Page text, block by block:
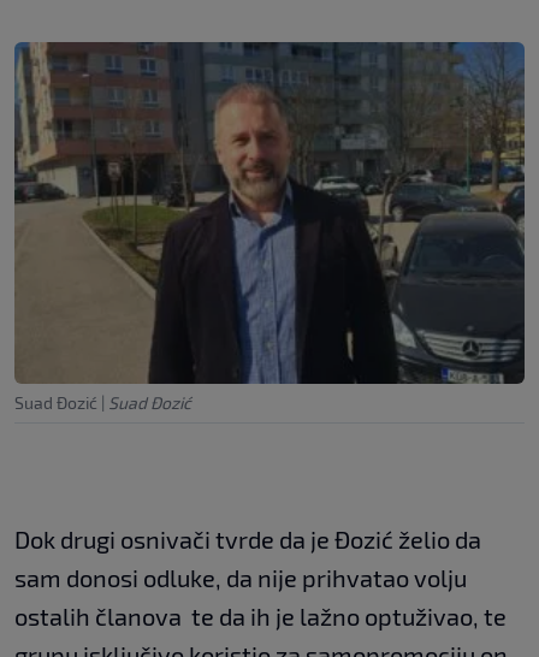
Suad Đozić Suad Đozić
Dok drugi osnivači tvrde da je Đozić želio da
sam donosi odluke, da nije prihvatao volju
ostalih članova te da ih je lažno optuživao, te